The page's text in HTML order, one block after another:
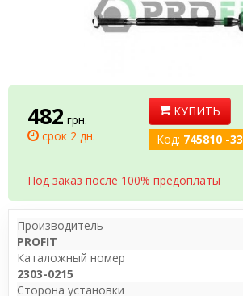
482 грн.
срок 2 дн.
КУПИТЬ
Код: 745810 -33
Под заказ после 100% предоплаты
Производитель
PROFIT
Каталожный номер
2303-0215
Сторона установки